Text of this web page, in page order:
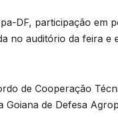
DF, participação em
no auditório da feira
de Cooperação
de Defesa